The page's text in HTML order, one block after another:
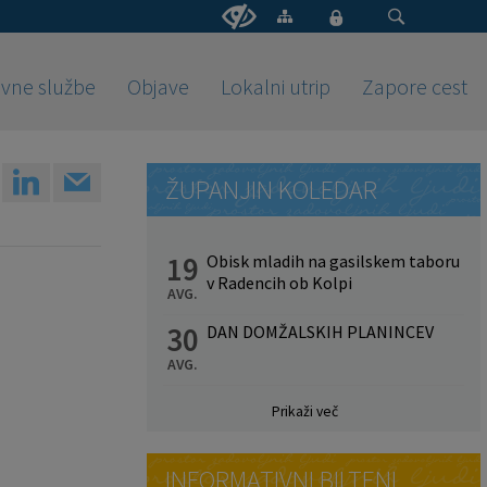
službe Objave Lokalni utrip Zapore cest
ŽUPANJIN KOLEDAR
19
AVG.
Obisk mladih na gasilskem taboru
v Radencih ob Kolpi
30
AVG.
DAN DOMŽALSKIH PLANINCEV
Prikaži več
INFORMATIVNI BILTENI